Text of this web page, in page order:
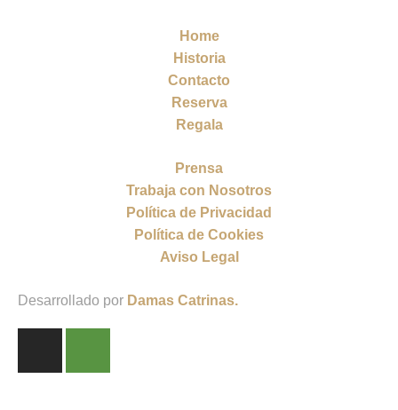
Home
Historia
Contacto
Reserva
Regala
Prensa
Trabaja con Nosotros
Política de Privacidad
Política de Cookies
Aviso Legal
Desarrollado por Damas Catrinas.